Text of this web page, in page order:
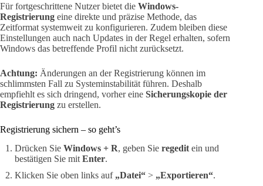
Für fortgeschrittene Nutzer bietet die Windows-
Registrierung eine direkte und präzise Methode, das
Zeitformat systemweit zu konfigurieren. Zudem bleiben diese
Einstellungen auch nach Updates in der Regel erhalten, sofern
Windows das betreffende Profil nicht zurücksetzt.
Achtung: Änderungen an der Registrierung können im
schlimmsten Fall zu Systeminstabilität führen. Deshalb
empfiehlt es sich dringend, vorher eine Sicherungskopie der
Registrierung zu erstellen.
Registrierung sichern – so geht’s
Drücken Sie Windows + R, geben Sie regedit ein und
bestätigen Sie mit Enter.
Klicken Sie oben links auf „Datei“ > „Exportieren“.